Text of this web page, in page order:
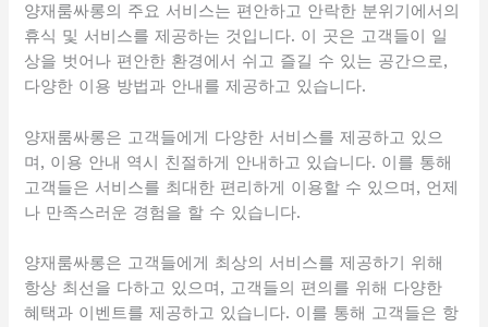
양재룸싸롱의 주요 서비스는 편안하고 안락한 분위기에서의
휴식 및 서비스를 제공하는 것입니다. 이 곳은 고객들이 일
상을 벗어나 편안한 환경에서 쉬고 즐길 수 있는 공간으로,
다양한 이용 방법과 안내를 제공하고 있습니다.
양재룸싸롱은 고객들에게 다양한 서비스를 제공하고 있으
며, 이용 안내 역시 친절하게 안내하고 있습니다. 이를 통해
고객들은 서비스를 최대한 편리하게 이용할 수 있으며, 언제
나 만족스러운 경험을 할 수 있습니다.
양재룸싸롱은 고객들에게 최상의 서비스를 제공하기 위해
항상 최선을 다하고 있으며, 고객들의 편의를 위해 다양한
혜택과 이벤트를 제공하고 있습니다. 이를 통해 고객들은 항